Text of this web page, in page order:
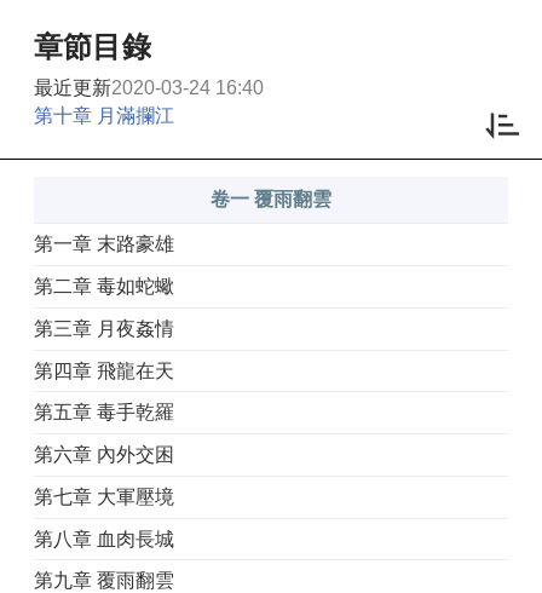
章節目錄
最近更新2020-03-24 16:40
第十章 月滿攔江
卷一 覆雨翻雲
第一章 末路豪雄
第二章 毒如蛇蠍
第三章 月夜姦情
第四章 飛龍在天
第五章 毒手乾羅
第六章 內外交困
第七章 大軍壓境
第八章 血肉長城
第九章 覆雨翻雲